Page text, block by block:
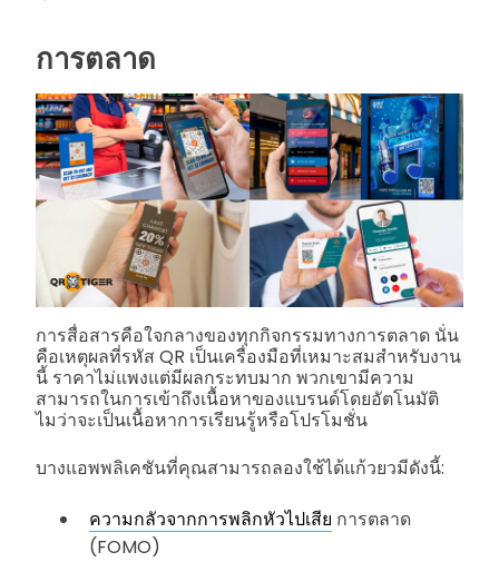
การตลาด
การสื่อสารคือใจกลางของทุกกิจกรรมทางการตลาด นั่น
คือเหตุผลที่รหัส QR เป็นเครื่องมือที่เหมาะสมสำหรับงาน
นี้ ราคาไม่แพงแต่มีผลกระทบมาก พวกเขามีความ
สามารถในการเข้าถึงเนื้อหาของแบรนด์โดยอัตโนมัติ
ไมว่าจะเป็นเนื้อหาการเรียนรู้หรือโปรโมชั่น
บางแอพพลิเคชันที่คุณสามารถลองใช้ได้แก้วยวมีดังนี้:
ความกลัวจากการพลิกหัวไปเสีย การตลาด
(FOMO)